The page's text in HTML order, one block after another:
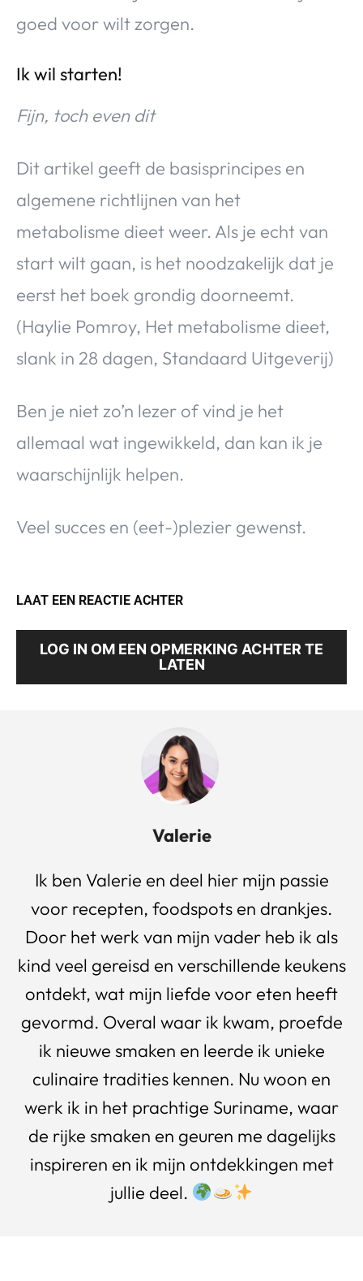
goed voor wilt zorgen.
Ik wil starten!
Fijn, toch even dit
Dit artikel geeft de basisprincipes en
algemene richtlijnen van het
metabolisme dieet weer. Als je echt van
start wilt gaan, is het noodzakelijk dat je
eerst het boek grondig doorneemt.
(Haylie Pomroy, Het metabolisme dieet,
slank in 28 dagen, Standaard Uitgeverij)
Ben je niet zo’n lezer of vind je het
allemaal wat ingewikkeld, dan kan ik je
waarschijnlijk helpen.
Veel succes en (eet-)plezier gewenst.
LAAT EEN REACTIE ACHTER
LOG IN OM EEN OPMERKING ACHTER TE
LATEN
Valerie
Ik ben Valerie en deel hier mijn passie
voor recepten, foodspots en drankjes.
Door het werk van mijn vader heb ik als
kind veel gereisd en verschillende keukens
ontdekt, wat mijn liefde voor eten heeft
gevormd. Overal waar ik kwam, proefde
ik nieuwe smaken en leerde ik unieke
culinaire tradities kennen. Nu woon en
werk ik in het prachtige Suriname, waar
de rijke smaken en geuren me dagelijks
inspireren en ik mijn ontdekkingen met
jullie deel.